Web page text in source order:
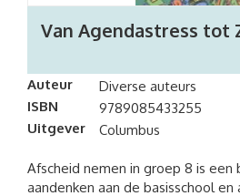
Van Agendastress tot
Auteur
Diverse auteurs
ISBN
9789085433255
Uitgever
Columbus
Afscheid nemen in groep 8 is een
aandenken aan de basisschool